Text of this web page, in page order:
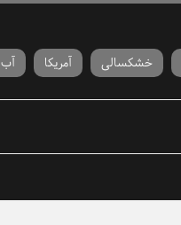
خشکسالی آمریکا آب